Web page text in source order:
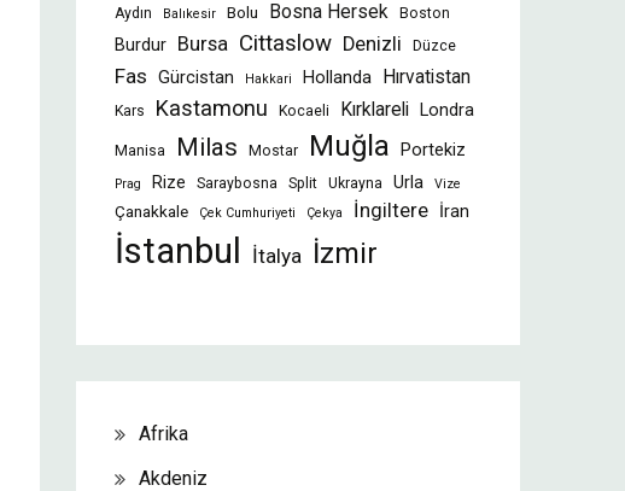
Aydın
Balıkesir Bolu Bosna Hersek Boston
Burdur Bursa Cittaslow Denizli Düzce
Fas Gürcistan Hakkari Hollanda Hırvatistan
Kars Kastamonu Kocaeli Kırklareli Londra
Manisa Milas Mostar Muğla Portekiz
Prag Rize Saraybosna Split Ukrayna Urla Vize
Çanakkale Çek Cumhuriyeti Çekya İngiltere İran
İstanbul İtalya İzmir
Afrika
Akdeniz